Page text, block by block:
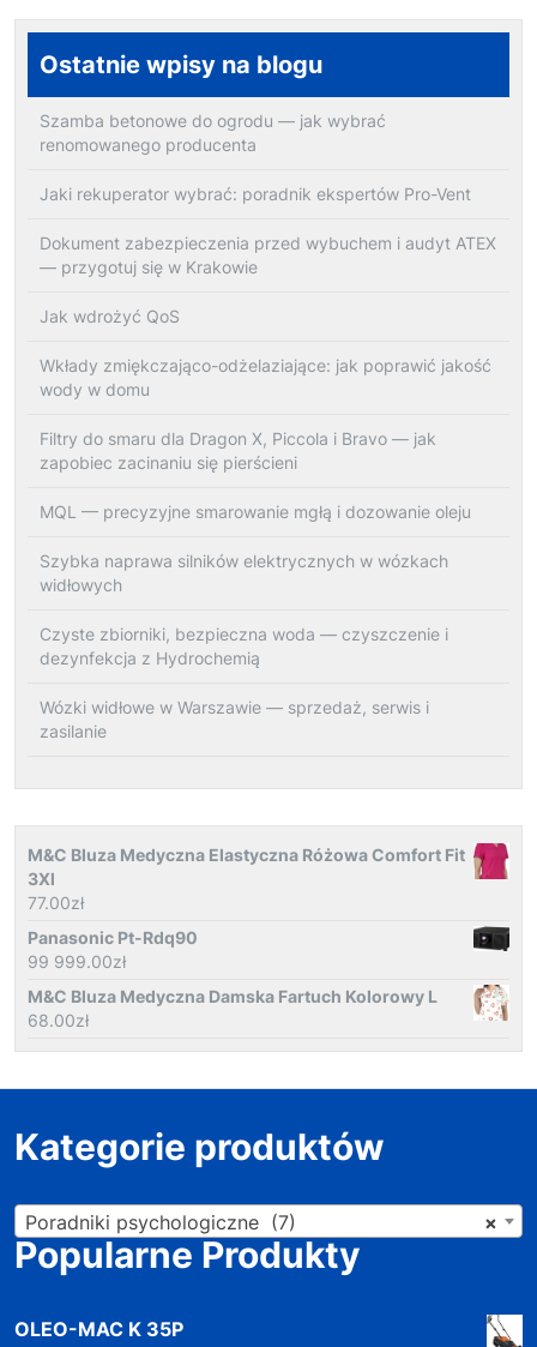
Ostatnie wpisy na blogu
Szamba betonowe do ogrodu — jak wybrać
renomowanego producenta
Jaki rekuperator wybrać: poradnik ekspertów Pro-Vent
Dokument zabezpieczenia przed wybuchem i audyt ATEX
— przygotuj się w Krakowie
Jak wdrożyć QoS
Wkłady zmiękczająco-odżelaziające: jak poprawić jakość
wody w domu
Filtry do smaru dla Dragon X, Piccola i Bravo — jak
zapobiec zacinaniu się pierścieni
MQL — precyzyjne smarowanie mgłą i dozowanie oleju
Szybka naprawa silników elektrycznych w wózkach
widłowych
Czyste zbiorniki, bezpieczna woda — czyszczenie i
dezynfekcja z Hydrochemią
Wózki widłowe w Warszawie — sprzedaż, serwis i
zasilanie
M&C Bluza Medyczna Elastyczna Różowa Comfort Fit
3Xl
77.00zł
Panasonic Pt-Rdq90
99 999.00zł
M&C Bluza Medyczna Damska Fartuch Kolorowy L
68.00zł
Kategorie produktów
×
Poradniki psychologiczne (7)
Popularne Produkty
OLEO-MAC K 35P